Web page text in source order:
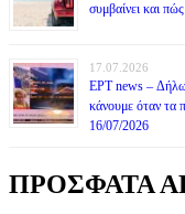
συμβαίνει και
17.07.2026
ΕΡΤ news –
κάνουμε όταν τα
16/07/2026
ΠΡΟΣΦΑΤΑ